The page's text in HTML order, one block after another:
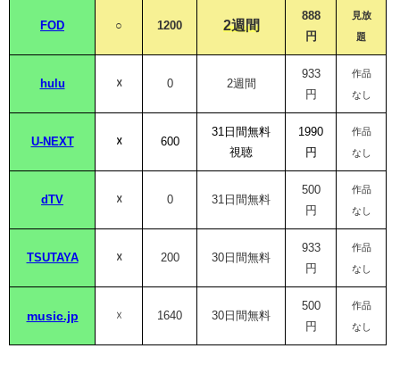
FOD ○ 1200 2週間
888
円
見放
題
hulu ☓ 0 2週間
933
円
作品
なし
U-NEXT ☓ 600
31日間無料
視聴
1990
円
作品
なし
dTV ☓ 0 31日間無料
500
円
作品
なし
TSUTAYA ☓ 200 30日間無料
933
円
作品
なし
music.jp ☓ 1640 30日間無料
500
円
作品
なし